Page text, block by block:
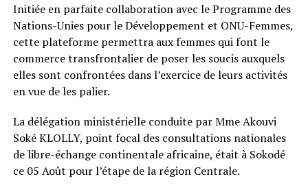
Initiée en parfaite collaboration avec le Programme des
Nations-Unies pour le Développement et ONU-Femmes,
cette plateforme permettra aux femmes qui font le
commerce transfrontalier de poser les soucis auxquels
elles sont confrontées dans l’exercice de leurs activités
en vue de les palier.
La délégation ministérielle conduite par Mme Akouvi
Soké KLOLLY, point focal des consultations nationales
de libre-échange continentale africaine, était à Sokodé
ce 05 Août pour l’étape de la région Centrale.